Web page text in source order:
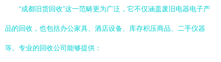
“成都旧货回收”这一范畴更为广泛，它不仅涵盖废旧电器电子产
品的回收，也包括办公家具、酒店设备、库存积压商品、二手仪器
等。专业的回收公司能够提供：